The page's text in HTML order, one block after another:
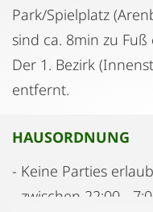
Park/Spielplatz
sind ca. 8min zu
Der 1. Bezirk
entfernt.
HAUSORDNUNG
- Keine Parties
- zwischen 22:00 -